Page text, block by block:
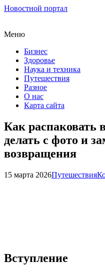
Новостной портал
Меню
Бизнес
Здоровье
Наука и техника
Путешествия
Разное
О нас
Карта сайта
Как распаковать
делать с фото и
возвращения
15 марта 2026Путешествия
Вступление